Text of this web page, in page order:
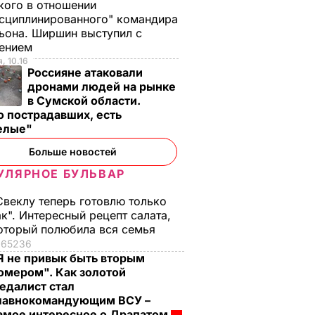
Портников: Пока
Россия плюет на
Минские
соглашения,
Плотницкий может
грабить Донбасс
7 ноября, 21.35ВОЙНА В УКРАИНЕ
в отношении
командира
Ширшин выступил с
10.16
Россияне атаковали
дронами людей на рынке
в Сумской области.
пострадавших, есть
Больше новостей
БУЛЬВАР
теперь готовлю только
Интересный рецепт салата,
полюбила вся семья
65236
не привык быть вторым
Как золотой
стал
ВСУ –